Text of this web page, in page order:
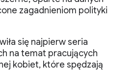
zagadnieniom polityki
się najpierw seria
na temat pracujących
kobiet, które spędzają